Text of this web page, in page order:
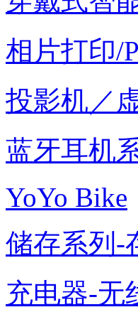
相片打印/
投影机／
蓝牙耳机
YoYo Bike
储存系列-
充电器-无